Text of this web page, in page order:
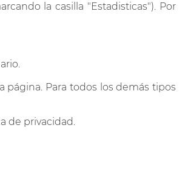
la casilla "Estadisticas"). Por
Para todos los demás tipos
de privacidad.